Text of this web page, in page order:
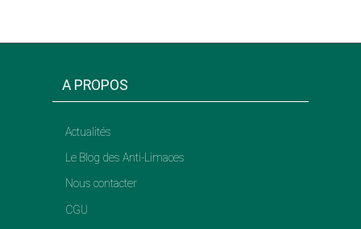
A PROPOS
Actualités
Le Blog des Anti-Limaces
Nous contacter
CGU